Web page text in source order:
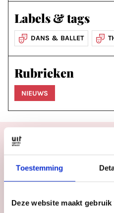
Toestemming
Deze website maakt
Labels & tags
DANS & BALLET
Rubrieken
NIEUWS